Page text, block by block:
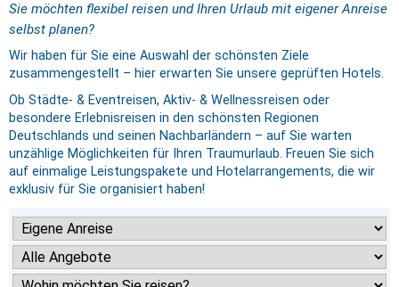
Sie möchten flexibel reisen und Ihren Urlaub mit eigener Anreise
selbst planen?
Wir haben für Sie eine Auswahl der schönsten Ziele
zusammengestellt – hier erwarten Sie unsere geprüften Hotels.
Ob Städte- & Eventreisen, Aktiv- & Wellnessreisen oder
besondere Erlebnisreisen in den schönsten Regionen
Deutschlands und seinen Nachbarländern – auf Sie warten
unzählige Möglichkeiten für Ihren Traumurlaub. Freuen Sie sich
auf einmalige Leistungspakete und Hotelarrangements, die wir
exklusiv für Sie organisiert haben!